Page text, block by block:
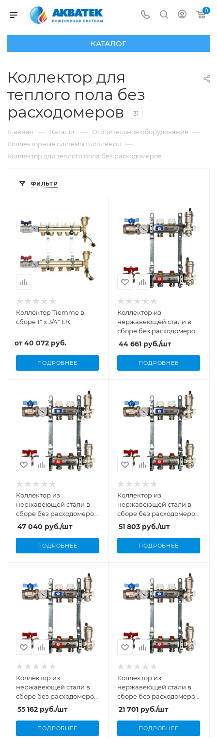
0
КАТАЛОГ
Коллектор для
теплого пола без
расходомеров
31
Главная — Каталог — Отопительное оборудование —
Коллекторные системы отопления —
Коллектор для теплого пола без расходомеров
ФИЛЬТР
Коллектор Tiemme в
сборе 1" х 3/4" ЕК
от40 072 руб.
ПОДРОБНЕЕ
Коллектор из
нержавеющей стали в
сборе без расходомеров
1"/3/4"x10 вых. Stout
44 661 руб./шт
ПОДРОБНЕЕ
Коллектор из
нержавеющей стали в
сборе без расходомеров
1"/3/4"x11 вых. Stout
47 040 руб./шт
ПОДРОБНЕЕ
Коллектор из
нержавеющей стали в
сборе без расходомеров
1"/3/4"x12 вых. Stout
51 803 руб./шт
ПОДРОБНЕЕ
Коллектор из
нержавеющей стали в
сборе без расходомеров
1"/3/4"x13 вых. Stout
55 162 руб./шт
ПОДРОБНЕЕ
Коллектор из
нержавеющей стали в
сборе без расходомеров
1"/3/4"x2 вых. Stout
21 701 руб./шт
ПОДРОБНЕЕ